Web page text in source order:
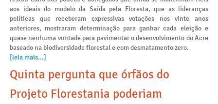
aos ideais do modelo da Saída pela Floresta, que as lideranças
políticas que receberam expressivas votações nos vinte anos
anteriores, mostraram determinação para ganhar cada eleição e
quase nenhuma vontade para pavimentar o desenvolvimento do Acre
baseado na biodiversidade florestal e com desmatamento zero.
[leia mais...]
Quinta pergunta que órfãos do
Projeto Florestania poderiam